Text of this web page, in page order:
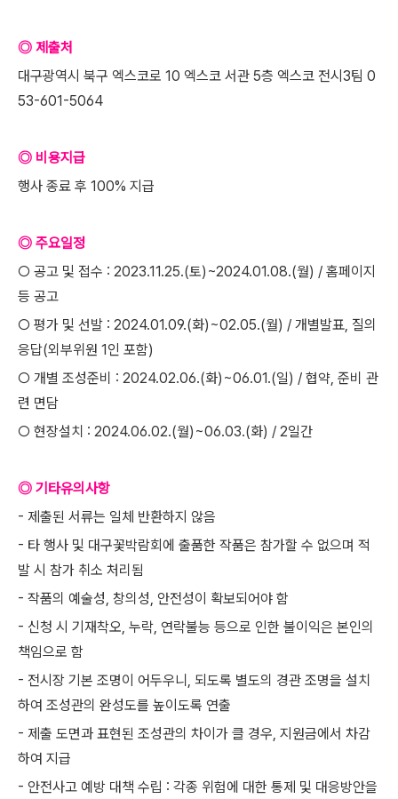
◎ 제출처
대구광역시 북구 엑스코로 10 엑스코 서관 5층 엑스코 전시3팀 0
53-601-5064
◎ 비용지급
행사 종료 후 100% 지급
◎ 주요일정
○ 공고 및 접수 : 2023.11.25.(토)~2024.01.08.(월) / 홈페이지
등 공고
○ 평가 및 선발 : 2024.01.09.(화)~02.05.(월) / 개별발표, 질의
응답(외부위원 1인 포함)
○ 개별 조성준비 : 2024.02.06.(화)~06.01.(일) / 협약, 준비 관
련 면담
○ 현장설치 : 2024.06.02.(월)~06.03.(화) / 2일간
◎ 기타유의사항
- 제출된 서류는 일체 반환하지 않음
- 타 행사 및 대구꽃박람회에 출품한 작품은 참가할 수 없으며 적
발 시 참가 취소 처리됨
- 작품의 예술성, 창의성, 안전성이 확보되어야 함
- 신청 시 기재착오, 누락, 연락불능 등으로 인한 불이익은 본인의
책임으로 함
- 전시장 기본 조명이 어두우니, 되도록 별도의 경관 조명을 설치
하여 조성관의 완성도를 높이도록 연출
- 제출 도면과 표현된 조성관의 차이가 클 경우, 지원금에서 차감
하여 지급
- 안전사고 예방 대책 수립 : 각종 위험에 대한 통제 및 대응방안을